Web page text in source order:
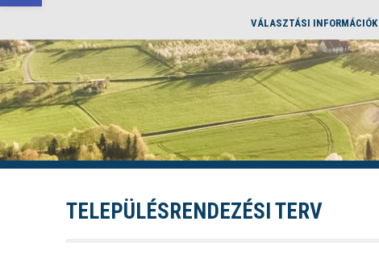
VÁLASZTÁSI INFORMÁCIÓK
TELEPÜLÉSRENDEZÉSI TERV